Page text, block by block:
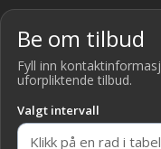
Be om tilbud
Fyll inn
uforpliktende tilbud.
Valgt intervall